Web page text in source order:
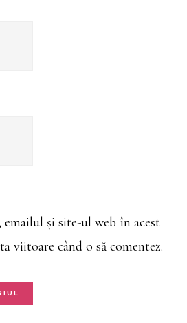
emailul și site-ul web în acest
viitoare când o să comentez.